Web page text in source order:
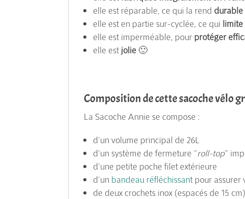
elle est réparable, ce qui la rend durable
elle est en partie sur-cyclée, ce qui limite
elle est imperméable, pour protéger
elle est jolie 🙂
Composition de cette sacoche vélo
La Sacoche Annie se compose :
d'un volume principal de 26L
d'un système de fermeture "roll-top"
d'une petite poche filet extérieure
d'un bandeau réfléchissant pour assurer
de deux crochets inox (espacés de 15